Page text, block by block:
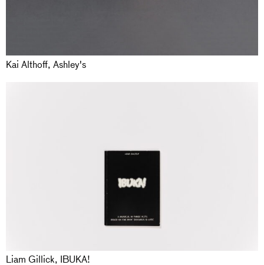
Kai Althoff, Ashley's
Liam Gillick, IBUKA!